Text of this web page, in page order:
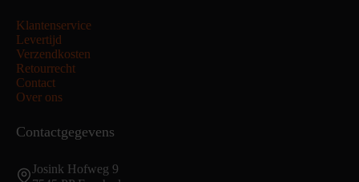
Klantenservice
Levertijd
Verzendkosten
Retourrecht
Contact
Over ons
Contactgegevens
Josink Hofweg 9